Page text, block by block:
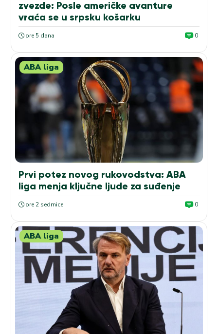
zvezde: Posle američke avanture
vraća se u srpsku košarku
pre 5 dana 0
ABA liga
Prvi potez novog rukovodstva: ABA
liga menja ključne ljude za suđenje
pre 2 sedmice 0
ABA liga